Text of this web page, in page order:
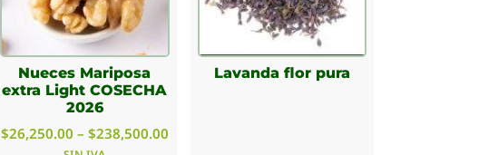
Nueces Mariposa
extra Light COSECHA
2026
$26,250.00 – $238,500.00
Lavanda flor pura